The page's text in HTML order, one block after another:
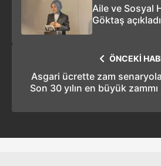
Aile ve Sosyal
Göktaş
ÖNCEKİ
Asgari ücrette zam
Son 30 yılın en büyük zammı